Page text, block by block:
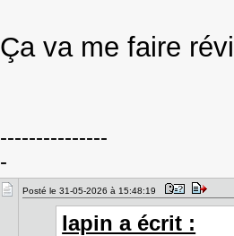
Ça va me faire
---------------
-
Posté le 31-05-2026 à 15:48:19
lapin a écrit :